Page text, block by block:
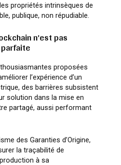
propriétés intrinsèques de
publique, non répudiable.
n’est pas
proposées
l’expérience d’un
des barrières subsistent
solution dans la mise en
partagé, aussi performant
des Garanties d’Origine,
la traçabilité de
à sa